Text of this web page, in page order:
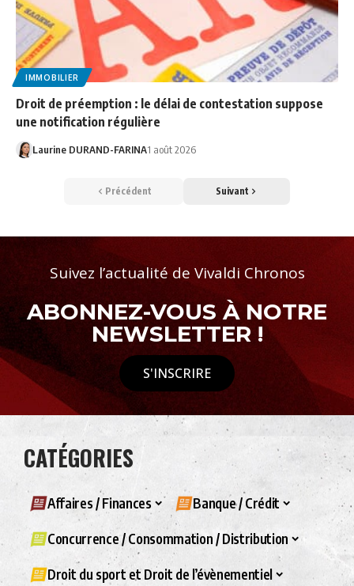
IMMOBILIER
Droit de préemption : le délai de contestation suppose
une notification régulière
Laurine DURAND-FARINA1 août 2026
Précédent Suivant
Suivez l’actualité de Vivaldi Chronos
ABONNEZ-VOUS À NOTRE
NEWSLETTER !
S'INSCRIRE
CATÉGORIES
Affaires / Finances Banque / Crédit
Concurrence / Consommation / Distribution
Droit du sport et Droit de l’évènementiel